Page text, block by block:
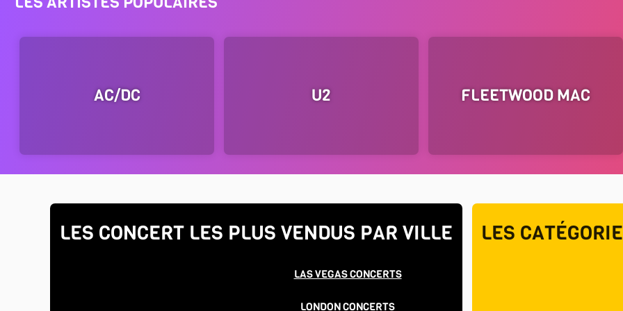
AC/DC U2 FLEETWOOD MAC
LES CONCERT LES PLUS VENDUS PAR VILLE
LAS VEGAS CONCERTS
LONDON CONCERTS
LES